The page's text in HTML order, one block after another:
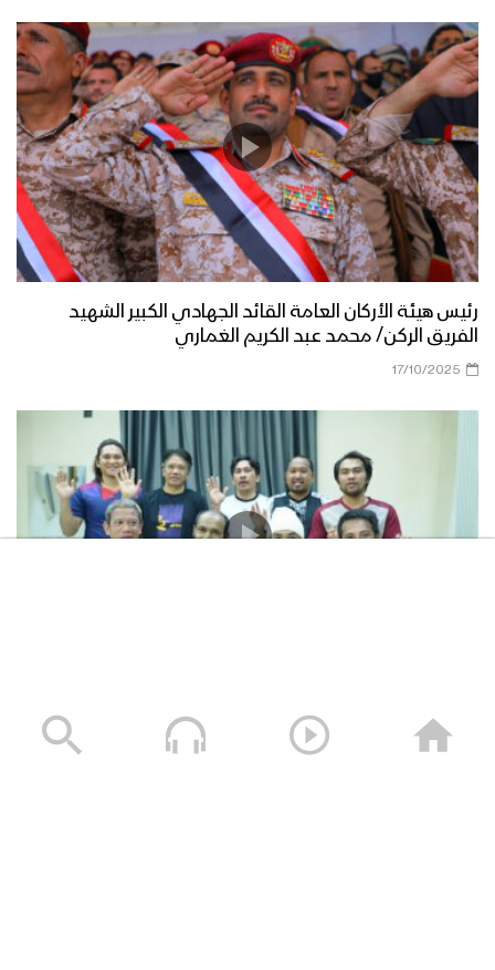
رئيس هيئة الأركان العامة القائد الجهادي الكبير الشهيد
الفريق الركن/ محمد عبد الكريم الغماري
17/10/2025
التي اغرقتها القوات المسلحة اليمنية